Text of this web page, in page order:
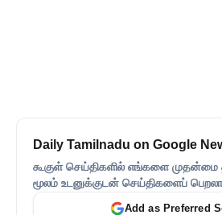
Daily Tamilnadu on Google
கூகுள் செய்திகளில் எங்களை
மூலம் உடனுக்குடன் செய்திகளைப்
Add as Preferred